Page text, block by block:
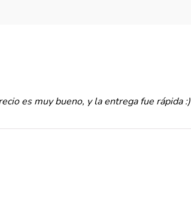
es muy bueno, y la entrega fue rápida :)